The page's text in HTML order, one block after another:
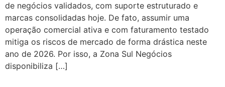
de negócios validados, com suporte estruturado e
marcas consolidadas hoje. De fato, assumir uma
operação comercial ativa e com faturamento testado
mitiga os riscos de mercado de forma drástica neste
ano de 2026. Por isso, a Zona Sul Negócios
disponibiliza […]